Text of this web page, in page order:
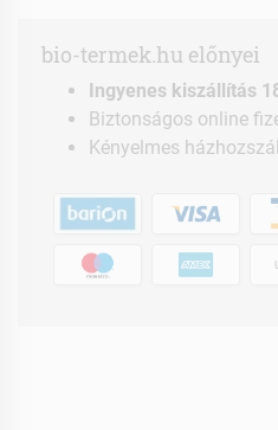
bio-termek.hu előnyei
Ingyenes kiszállítás
Biztonságos online
Kényelmes